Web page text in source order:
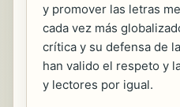
y promover las letras
cada vez más
crítica y su defensa de
han valido el respeto y
y lectores por igual.